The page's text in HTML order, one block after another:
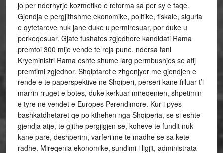
jo per nderhyrje kozmetike e reforma sa per sy e faqe.
Gjendja e pergjithshme ekonomike, politike, fiskale, siguria
e qytetareve nuk jane duke u permiresuar, por duke u
perkeqesuar. Gjate fushates zgjedhore kandidati Rama
premtoi 300 mije vende te reja pune, ndersa tani
Kryeministri Rama eshte shume larg permbushjes se atij
premtimi zgjedhor. Shqiptaret e zhgenjyer me gjendjen e
rende e te paperspektive ne Shqiperi, perseri kane filluar t’i
marrin rruget e botes, duke kerkuar mireqenien, shpetimin
e tyre ne vendet e Europes Perendimore. Kur i pyes
bashkatdhetaret qe po kthehen nga Shqiperia, se si eshte
gjendja atje, te gjithe pergjigjen se, koheve te fundit nuk
kane pare, deshperim, varferi me te madhe se sa kete
radhe. Mireqenia ekonomike, sundimi i ligjit, administrata